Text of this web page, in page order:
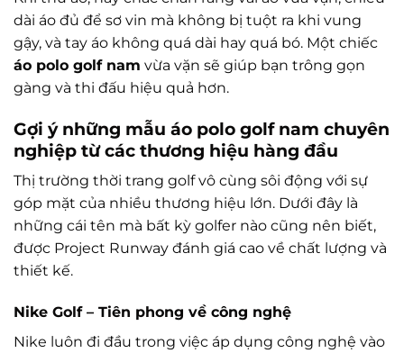
dài áo đủ để sơ vin mà không bị tuột ra khi vung
gậy, và tay áo không quá dài hay quá bó. Một chiếc
áo polo golf nam vừa vặn sẽ giúp bạn trông gọn
gàng và thi đấu hiệu quả hơn.
Gợi ý những mẫu áo polo golf nam chuyên
nghiệp từ các thương hiệu hàng đầu
Thị trường thời trang golf vô cùng sôi động với sự
góp mặt của nhiều thương hiệu lớn. Dưới đây là
những cái tên mà bất kỳ golfer nào cũng nên biết,
được Project Runway đánh giá cao về chất lượng và
thiết kế.
Nike Golf – Tiên phong về công nghệ
Nike luôn đi đầu trong việc áp dụng công nghệ vào